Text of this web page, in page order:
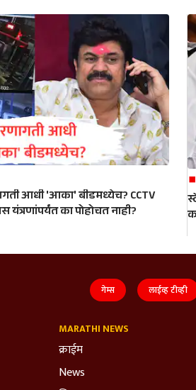
आधी 'आका' बीडमध्येच? CCTV
यंत्रणांपर्यंत का पोहोचत नाही?
गेम्स लाईव्ह टीव्ही
MARATHI NEWS
क्राईम
News